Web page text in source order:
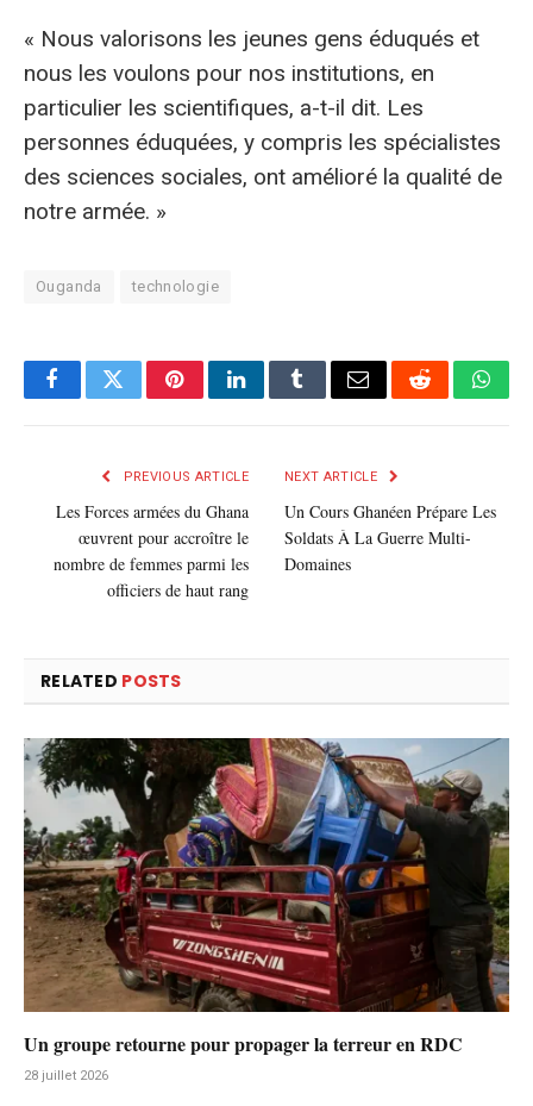
« Nous valorisons les jeunes gens éduqués et
nous les voulons pour nos institutions, en
particulier les scientifiques, a-t-il dit. Les
personnes éduquées, y compris les spécialistes
des sciences sociales, ont amélioré la qualité de
notre armée. »
Ouganda technologie
FacebookTwitterPinterestLinkedInTumblrE-
Reddit
PREVIOUS ARTICLE
Les Forces armées du Ghana
œuvrent pour accroître le
nombre de femmes parmi les
officiers de haut rang
NEXT ARTICLE
Un Cours Ghanéen Prépare Les
Soldats À La Guerre Multi-
Domaines
RELATED POSTS
Un groupe retourne pour propager la terreur en RDC
28 juillet 2026